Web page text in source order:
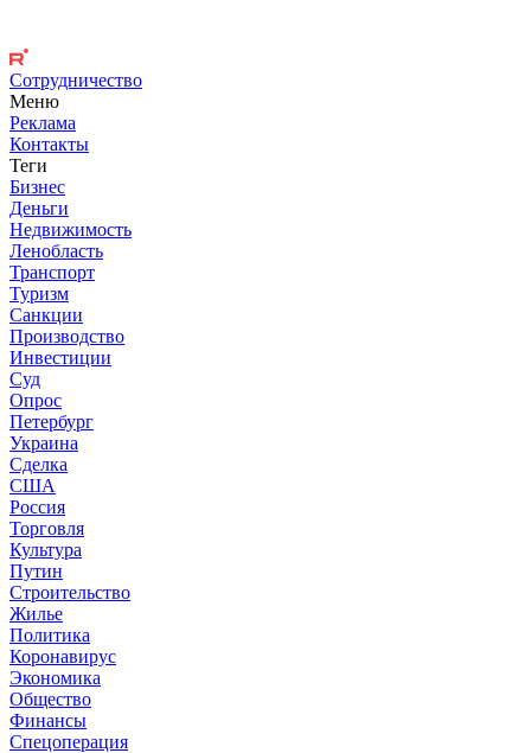
Сотрудничество
Меню
Реклама
Контакты
Теги
Бизнес
Деньги
Недвижимость
Ленобласть
Транспорт
Туризм
Санкции
Производство
Инвестиции
Суд
Опрос
Петербург
Украина
Сделка
США
Россия
Торговля
Культура
Путин
Строительство
Жилье
Политика
Коронавирус
Экономика
Общество
Финансы
Спецоперация